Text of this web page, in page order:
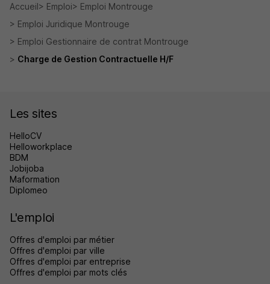
Accueil Emploi
Emploi Montrouge
Emploi Juridique Montrouge
Emploi Gestionnaire de contrat Montrouge
Charge de Gestion Contractuelle H/F
Les sites
HelloCV
Helloworkplace
BDM
Jobijoba
Maformation
Diplomeo
L'emploi
Offres d'emploi par métier
Offres d'emploi par ville
Offres d'emploi par entreprise
Offres d'emploi par mots clés